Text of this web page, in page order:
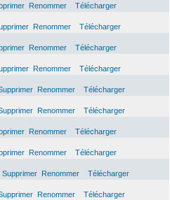
Renommer
Télécharger
Renommer
Télécharger
Renommer
Télécharger
Renommer
Télécharger
Renommer
Télécharger
Renommer
Télécharger
Renommer
Télécharger
Renommer
Télécharger
Supprimer Renommer
Télécharger
Renommer
Télécharger